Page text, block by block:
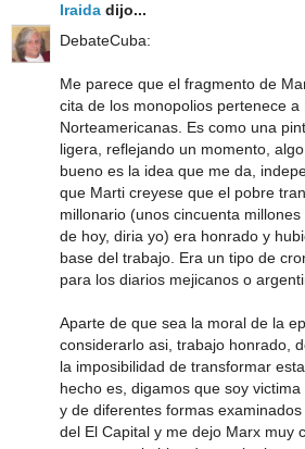
Iraida dijo...
DebateCuba:
Me parece que el fragmento de
cita de los monopolios pertenece a
Norteamericanas. Es como una
ligera, reflejando un momento,
bueno es la idea que me da,
que Marti creyese que el pobre
millonario (unos cincuenta
de hoy, diria yo) era honrado y
base del trabajo. Era un tipo de
para los diarios mejicanos o
Aparte de que sea la moral de la
considerarlo asi, trabajo honrado,
la imposibilidad de transformar
hecho es, digamos que soy
y de diferentes formas
del El Capital y me dejo Marx muy